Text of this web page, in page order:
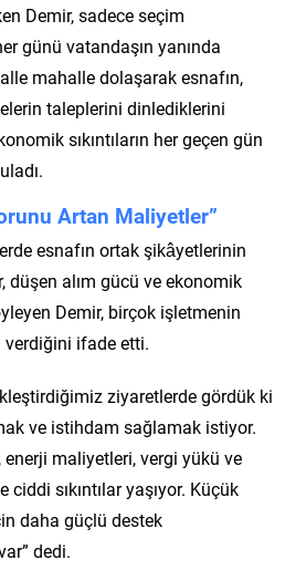
Demir, sadece seçim
günü vatandaşın yanında
mahalle dolaşarak esnafın,
taleplerini dinlediklerini
sıkıntıların her geçen gün
Artan Maliyetler”
esnafın ortak şikâyetlerinin
düşen alım gücü ve ekonomik
Demir, birçok işletmenin
ifade etti.
ziyaretlerde gördük ki
ve istihdam sağlamak istiyor.
maliyetleri, vergi yükü ve
sıkıntılar yaşıyor. Küçük
daha güçlü destek
dedi.